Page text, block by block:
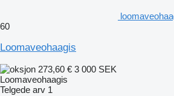
60
Loomaveohaagis
273,60 € 3 000 SEK
Loomaveohaagis
Telgede arv 1